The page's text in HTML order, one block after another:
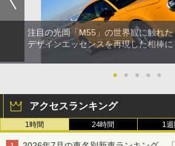
注目の光岡「M55」の世界観に触れ
デザインエッセンスを再現した相棒
● ● ● ● ●
アクセスランキング
1時間 24時間 1週